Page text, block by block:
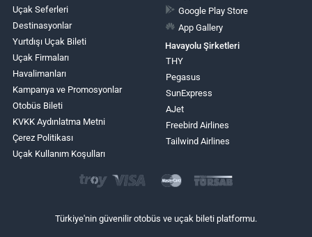
Uçak Seferleri
Destinasyonlar
Yurtdışı Uçak Bileti
Uçak Firmaları
Havalimanları
Kampanya ve Promosyonlar
Otobüs Bileti
KVKK Aydınlatma Metni
Çerez Politikası
Uçak Kullanım Koşulları
Google Play Store
App Gallery
Havayolu Şirketleri
THY
Pegasus
SunExpress
AJet
Freebird Airlines
Tailwind Airlines
Türkiye'nin güvenilir otobüs ve uçak bileti platformu.